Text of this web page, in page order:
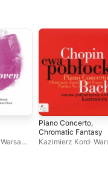
Warsaw
Piano Concerto,
Chromatic Fantasy
Kazimierz Kord·